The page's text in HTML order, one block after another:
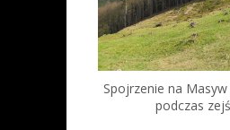
Spojrzenie na
podczas